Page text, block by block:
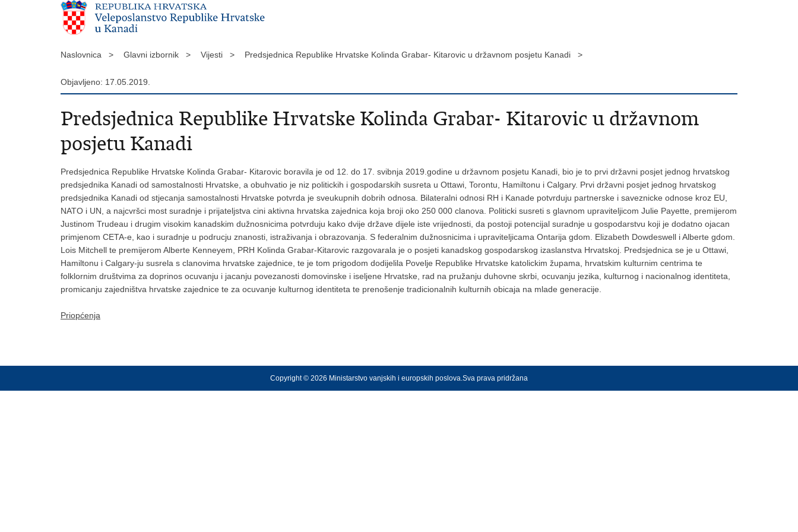
Naslovnica > Glavni izbornik > Vijesti > Predsjednica Republike Hrvatske Kolinda Grabar- Kitarovic u državnom posjetu Kanadi >
Objavljeno: 17.05.2019.
Predsjednica Republike Hrvatske Kolinda Grabar- Kitarovic u državnom
posjetu Kanadi
Predsjednica Republike Hrvatske Kolinda Grabar- Kitarovic boravila je od 12. do 17. svibnja 2019.godine u državnom posjetu Kanadi, bio je to prvi državni posjet jednog hrvatskog
predsjednika Kanadi od samostalnosti Hrvatske, a obuhvatio je niz politickih i gospodarskih susreta u Ottawi, Torontu, Hamiltonu i Calgary. Prvi državni posjet jednog hrvatskog
predsjednika Kanadi od stjecanja samostalnosti Hrvatske potvrda je sveukupnih dobrih odnosa. Bilateralni odnosi RH i Kanade potvrduju partnerske i saveznicke odnose kroz EU,
NATO i UN, a najcvršci most suradnje i prijateljstva cini aktivna hrvatska zajednica koja broji oko 250 000 clanova. Politicki susreti s glavnom upraviteljicom Julie Payette, premijerom
Justinom Trudeau i drugim visokim kanadskim dužnosnicima potvrduju kako dvije države dijele iste vrijednosti, da postoji potencijal suradnje u gospodarstvu koji je dodatno ojacan
primjenom CETA-e, kao i suradnje u podrucju znanosti, istraživanja i obrazovanja. S federalnim dužnosnicima i upraviteljicama Ontarija gdom. Elizabeth Dowdeswell i Alberte gdom.
Lois Mitchell te premijerom Alberte Kenneyem, PRH Kolinda Grabar-Kitarovic razgovarala je o posjeti kanadskog gospodarskog izaslanstva Hrvatskoj. Predsjednica se je u Ottawi,
Hamiltonu i Calgary-ju susrela s clanovima hrvatske zajednice, te je tom prigodom dodijelila Povelje Republike Hrvatske katolickim župama, hrvatskim kulturnim centrima te
folklornim društvima za doprinos ocuvanju i jacanju povezanosti domovinske i iseljene Hrvatske, rad na pružanju duhovne skrbi, ocuvanju jezika, kulturnog i nacionalnog identiteta,
promicanju zajedništva hrvatske zajednice te za ocuvanje kulturnog identiteta te prenošenje tradicionalnih kulturnih obicaja na mlade generacije.
Priopćenja
Copyright © 2026 Ministarstvo vanjskih i europskih poslova.Sva prava pridržana